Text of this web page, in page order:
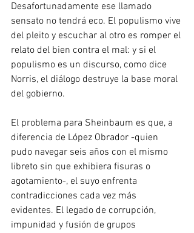
Desafortunadamente ese llamado
sensato no tendrá eco. El populismo vive
del pleito y escuchar al otro es romper el
relato del bien contra el mal: y si el
populismo es un discurso, como dice
Norris, el diálogo destruye la base moral
del gobierno.
El problema para Sheinbaum es que, a
diferencia de López Obrador -quien
pudo navegar seis años con el mismo
libreto sin que exhibiera fisuras o
agotamiento-, el suyo enfrenta
contradicciones cada vez más
evidentes. El legado de corrupción,
impunidad y fusión de grupos